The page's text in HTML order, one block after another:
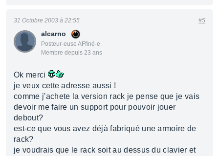
alcarno
Posteur·euse AFfiné·e
Membre depuis 23 ans
31 Octobre 2003 à 22:55 #5
Ok merci
je veux cette adresse aussi !
comme j'achete la version rack je pense que je vais
devoir me faire un support pour pouvoir jouer
debout?
est-ce que vous avez déjà fabriqué une armoire de
rack?
je voudrais que le rack soit au dessus du clavier et